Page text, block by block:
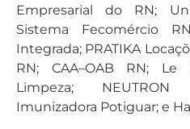
Empresarial do RN;
Sistema Fecomércio
Integrada; PRATIKA
RN; CAA–OAB RN;
Limpeza; NEUTRON
Imunizadora Potiguar; e